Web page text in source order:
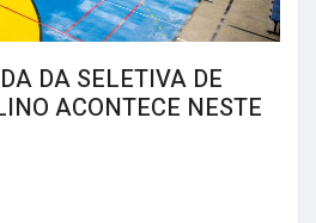
DA SELETIVA DE
ACONTECE NESTE